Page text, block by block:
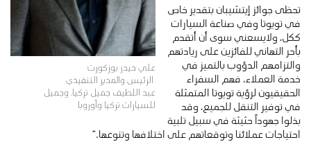
علي حيدر بوزكورت
الرئيس والمدير التنفيذي
عبد اللطيف جميل تركيا، وجميل
للسيارات تركيا وأوروبا
تحظى جوائز إيتشيبان بتقدير خاص
في تويوتا وفي صناعة السيارات
ككل، ولايسعني سوى أن أتقدم
بأحر التهاني للفائزين على ريادتهم
والتزامهم الدؤوب بالتميز في
خدمة العملاء، فهم السفراء
الحقيقيون لرؤية تويوتا المتمثلة
في توفير التنقل للجميع، وقد
بذلوا جهوداً حثيثة في سبيل تلبية
احتياجات عملائنا وتوقعاتهم على اختلافها وتنوعها.”